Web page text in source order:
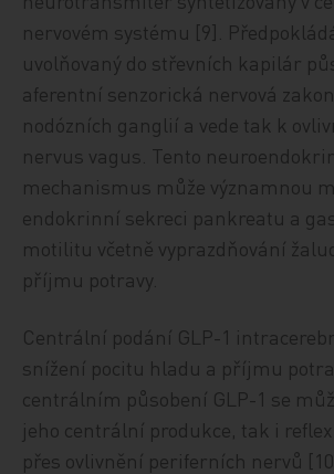
nervovém systému [9].
uvolňovaný do střevních kapilár
aferentní senzorická nervová
nodózních ganglií a vede tak k
nervus vagus. Tento
mechanismus může významnou
endokrinní sekreci pankreatu a
motilitu včetně vyprazdňování
příjmu potravy.
Centrální podání GLP-1
snížení pocitu hladu a příjmu
centrálním působení GLP-1 se
jeho centrální produkce, tak i
přes ovlivnění periferních nervů